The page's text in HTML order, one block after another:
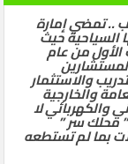
.. تمضي إمارة
السياحية حيث
النصف الأول من عام
المستشارين
والاستثمار
والخارجية
والكهربائي لا
محلك سر ”
بما لم تستطعه